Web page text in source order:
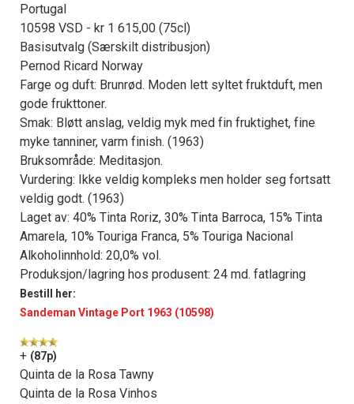
Portugal
10598 VSD - kr 1 615,00 (75cl)
Basisutvalg (Særskilt distribusjon)
Pernod Ricard Norway
Farge og duft: Brunrød. Moden lett syltet fruktduft, men
gode frukttoner.
Smak: Bløtt anslag, veldig myk med fin fruktighet, fine
myke tanniner, varm finish. (1963)
Bruksområde: Meditasjon.
Vurdering: Ikke veldig kompleks men holder seg fortsatt
veldig godt. (1963)
Laget av: 40% Tinta Roriz, 30% Tinta Barroca, 15% Tinta
Amarela, 10% Touriga Franca, 5% Touriga Nacional
Alkoholinnhold: 20,0% vol.
Produksjon/lagring hos produsent: 24 md. fatlagring
Bestill her:
Sandeman Vintage Port 1963 (10598)
+ (87p)
Quinta de la Rosa Tawny
Quinta de la Rosa Vinhos